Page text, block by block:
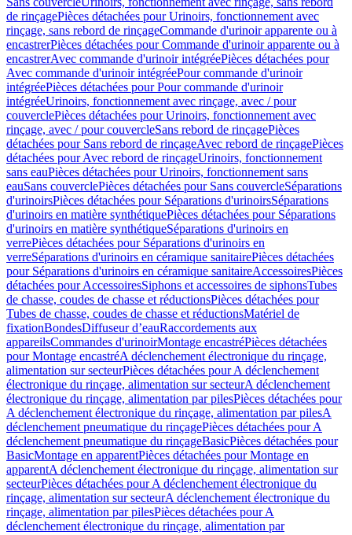
de rinçagePièces détachées pour Urinoirs, fonctionnement avec
rinçage, sans rebord de rinçageCommande d'urinoir apparente ou à
encastrerPièces détachées pour Commande d'urinoir apparente ou à
encastrerAvec commande d'urinoir intégréePièces détachées pour
Avec commande d'urinoir intégréePour commande d'urinoir
intégréePièces détachées pour Pour commande d'urinoir
intégréeUrinoirs, fonctionnement avec rinçage, avec / pour
couverclePièces détachées pour Urinoirs, fonctionnement avec
rinçage, avec / pour couvercleSans rebord de rinçagePièces
détachées pour Sans rebord de rinçageAvec rebord de rinçagePièces
détachées pour Avec rebord de rinçageUrinoirs, fonctionnement
sans eauPièces détachées pour Urinoirs, fonctionnement sans
eauSans couverclePièces détachées pour Sans couvercleSéparations
d'urinoirsPièces détachées pour Séparations d'urinoirsSéparations
d'urinoirs en matière synthétiquePièces détachées pour Séparations
d'urinoirs en matière synthétiqueSéparations d'urinoirs en
verrePièces détachées pour Séparations d'urinoirs en
verreSéparations d'urinoirs en céramique sanitairePièces détachées
pour Séparations d'urinoirs en céramique sanitaireAccessoiresPièces
détachées pour AccessoiresSiphons et accessoires de siphonsTubes
de chasse, coudes de chasse et réductionsPièces détachées pour
Tubes de chasse, coudes de chasse et réductionsMatériel de
fixationBondesDiffuseur d’eauRaccordements aux
appareilsCommandes d'urinoirMontage encastréPièces détachées
pour Montage encastréA déclenchement électronique du rinçage,
alimentation sur secteurPièces détachées pour A déclenchement
électronique du rinçage, alimentation sur secteurA déclenchement
électronique du rinçage, alimentation par pilesPièces détachées pour
A déclenchement électronique du rinçage, alimentation par pilesA
déclenchement pneumatique du rinçagePièces détachées pour A
déclenchement pneumatique du rinçageBasicPièces détachées pour
BasicMontage en apparentPièces détachées pour Montage en
apparentA déclenchement électronique du rinçage, alimentation sur
secteurPièces détachées pour A déclenchement électronique du
rinçage, alimentation sur secteurA déclenchement électronique du
rinçage, alimentation par pilesPièces détachées pour A
déclenchement électronique du rinçage, alimentation par